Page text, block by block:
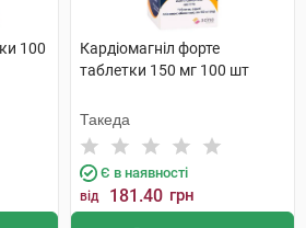
100
Кардіомагніл форте
таблетки 150 мг 100 шт
Такеда
Є в наявності
від 181.40 грн